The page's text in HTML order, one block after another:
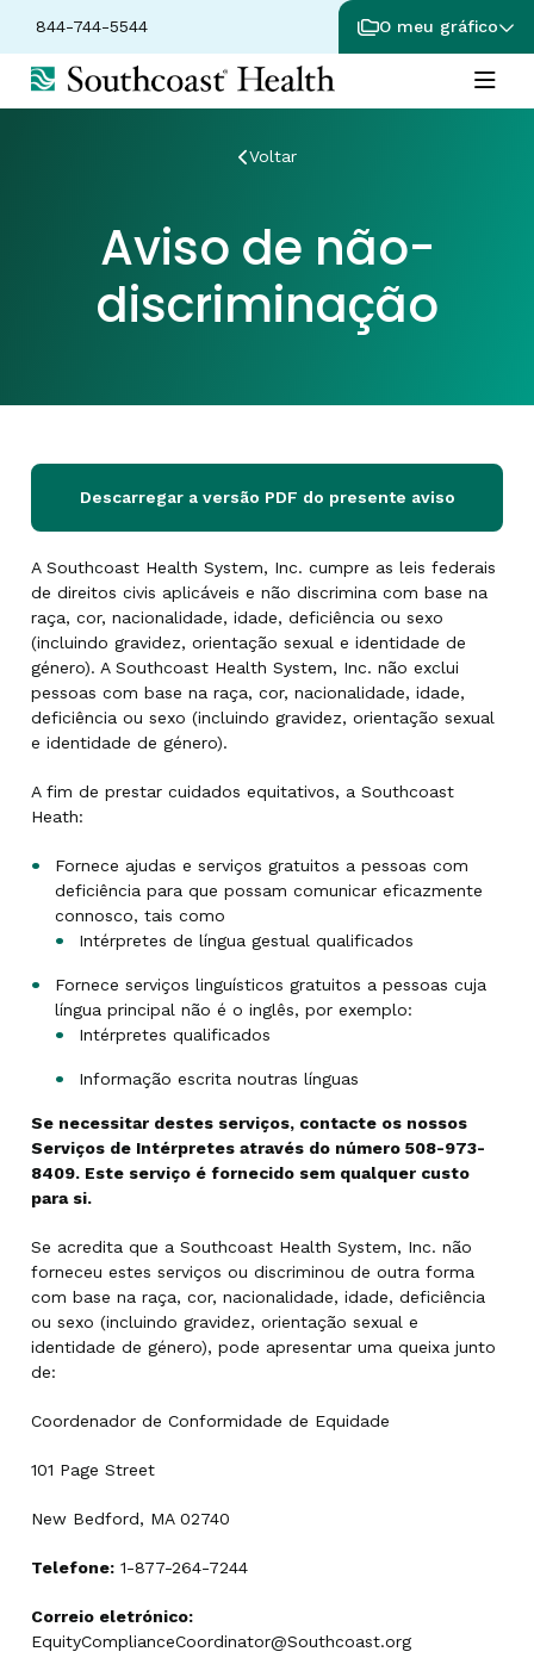
844-744-5544 O meu gráfico
Voltar
Aviso de não-
discriminação
Descarregar a versão PDF do presente aviso
A Southcoast Health System, Inc. cumpre as leis federais
de direitos civis aplicáveis e não discrimina com base na
raça, cor, nacionalidade, idade, deficiência ou sexo
(incluindo gravidez, orientação sexual e identidade de
género). A Southcoast Health System, Inc. não exclui
pessoas com base na raça, cor, nacionalidade, idade,
deficiência ou sexo (incluindo gravidez, orientação sexual
e identidade de género).
A fim de prestar cuidados equitativos, a Southcoast
Heath:
Fornece ajudas e serviços gratuitos a pessoas com
deficiência para que possam comunicar eficazmente
connosco, tais como
Intérpretes de língua gestual qualificados
Fornece serviços linguísticos gratuitos a pessoas cuja
língua principal não é o inglês, por exemplo:
Intérpretes qualificados
Informação escrita noutras línguas
Se necessitar destes serviços, contacte os nossos
Serviços de Intérpretes através do número 508-973-
8409. Este serviço é fornecido sem qualquer custo
para si.
Se acredita que a Southcoast Health System, Inc. não
forneceu estes serviços ou discriminou de outra forma
com base na raça, cor, nacionalidade, idade, deficiência
ou sexo (incluindo gravidez, orientação sexual e
identidade de género), pode apresentar uma queixa junto
de:
Coordenador de Conformidade de Equidade
101 Page Street
New Bedford, MA 02740
Telefone: 1-877-264-7244
Correio eletrónico:
EquityComplianceCoordinator@Southcoast.org